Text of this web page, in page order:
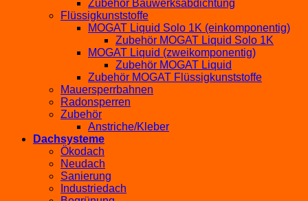
Zubehör Bauwerksabdichtung
Flüssigkunststoffe
MOGAT Liquid Solo 1K (einkomponentig)
Zubehör MOGAT Liquid Solo 1K
MOGAT Liquid (zweikomponentig)
Zubehör MOGAT Liquid
Zubehör MOGAT Flüssigkunststoffe
Mauersperrbahnen
Radonsperren
Zubehör
Anstriche/Kleber
Dachsysteme
Ökodach
Neudach
Sanierung
Industriedach